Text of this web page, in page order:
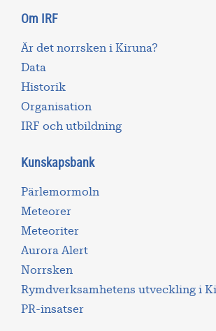
Om IRF
Är det norrsken i Kiruna?
Data
Historik
Organisation
IRF och utbildning
Kunskapsbank
Pärlemormoln
Meteorer
Meteoriter
Aurora Alert
Norrsken
Rymdverksamhetens utveckling i
PR-insatser